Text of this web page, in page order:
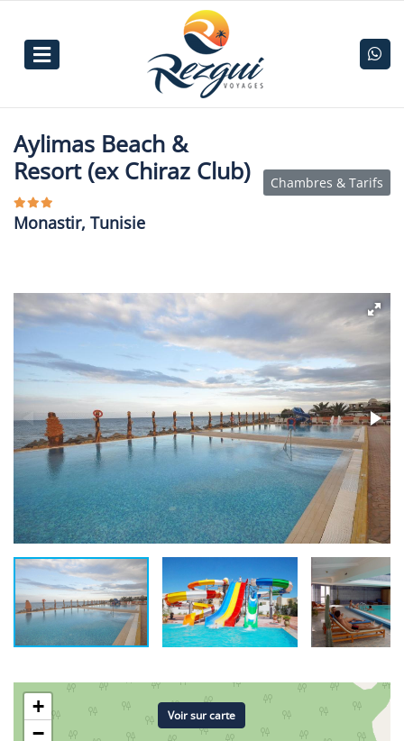
Aylimas Beach &
Resort (ex Chiraz Club)
Monastir, Tunisie
Chambres & Tarifs
+
−
Voir sur carte